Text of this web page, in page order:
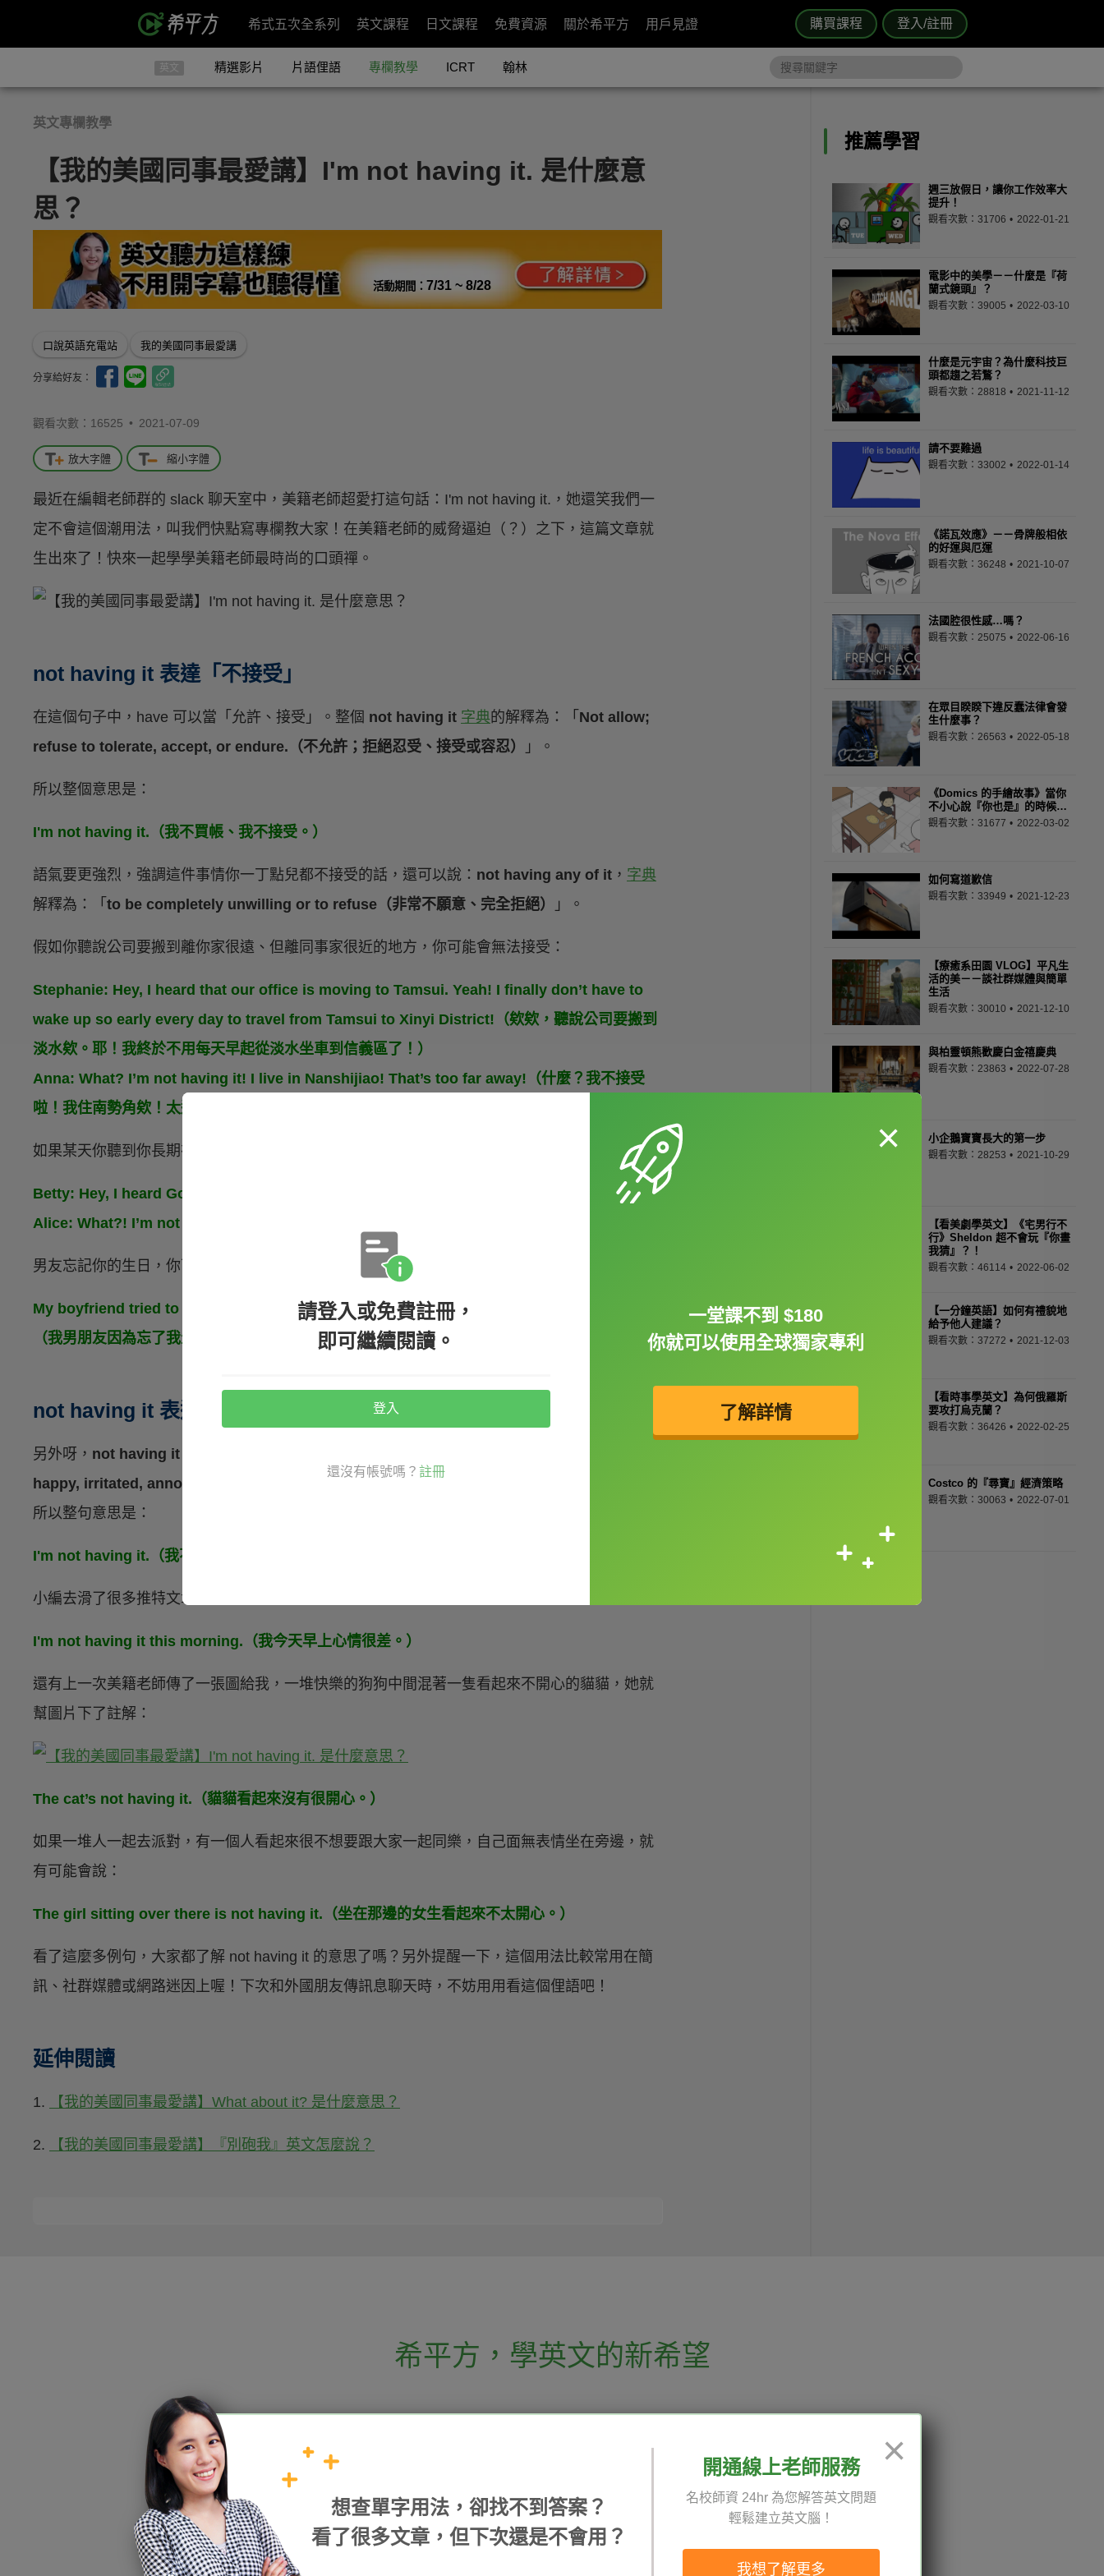
購買課程 登入/註冊
希式五次全系列 英文課程 日文課程 免費資源 關於希平方 用戶見證
英文 精選影片 片語俚語 專欄教學 ICRT 翰林
英文專欄教學
【我的美國同事最愛講】I'm not having it. 是什麼意
思？
活動期間： 7/31 ~ 8/28
口說英語充電站 我的美國同事最愛講
分享給好友：
觀看次數：16525 • 2021-07-09
放大字體 縮小字體
最近在編輯老師群的 slack 聊天室中，美籍老師超愛打這句話：I'm not having it.，她還笑我們一
定不會這個潮用法，叫我們快點寫專欄教大家！在美籍老師的威脅逼迫（？）之下，這篇文章就
生出來了！快來一起學學美籍老師最時尚的口頭禪。
not having it 表達「不接受」
在這個句子中，have 可以當「允許、接受」。整個 not having it 字典的解釋為：「 Not allow;
refuse to tolerate, accept, or endure.（不允許；拒絕忍受、接受或容忍）
」。
所以整個意思是：
I'm not having it.（我不買帳、我不接受。）
語氣要更強烈，強調這件事情你一丁點兒都不接受的話，還可以說： not having any of it ， 字典
解釋為：「 to be completely unwilling or to refuse（非常不願意、完全拒絕） 」。
假如你聽說公司要搬到離你家很遠、但離同事家很近的地方，你可能會無法接受：
Stephanie: Hey, I heard that our office is moving to Tamsui. Yeah! I finally don’t have to
wake up so early every day to travel from Tamsui to Xinyi District!（欸欸，聽說公司要搬到
淡水欸。耶！我終於不用每天早起從淡水坐車到信義區了！）
Anna: What? I’m not having it! I live in Nanshijiao! That’s too far away!（什麼？我不接受
啦！我住南勢角欸！太遠了啦！）
如果某天你聽到你長期在追的偶像竟然要結婚了，心碎的你可能會崩潰：
Betty: Hey, I heard Gong Yoo is getting married.（嘿，我聽說孔劉要結婚了耶。）
Alice: What?! I’m not having any of it!（什麼？！我不接受！）
男友忘記你的生日，你可能會暴怒：
My boyfriend tried to apologize for forgetting my birthday, but I wasn't having any of it!
（我男朋友因為忘了我生日跟我道歉，但我一點也不接受！）
not having it 表達「不開心」
另外呀， not having it
happy, irritated, annoyed, and etc.（某人或某事沒被逗樂、不開心、被激怒、生氣等等）
所以整句意思是：
I'm not having it.（我不開心、我很生氣。）
小編去滑了很多推特文章，發現很多人要表達自己心情不好會這樣用：
I'm not having it this morning.（我今天早上心情很差。）
還有上一次美籍老師傳了一張圖給我，一堆快樂的狗狗中間混著一隻看起來不開心的貓貓，她就
幫圖片下了註解：
The cat’s not having it.（貓貓看起來沒有很開心。）
如果一堆人一起去派對，有一個人看起來很不想要跟大家一起同樂，自己面無表情坐在旁邊，就
有可能會說：
The girl sitting over there is not having it.（坐在那邊的女生看起來不太開心。）
看了這麼多例句，大家都了解 not having it 的意思了嗎？另外提醒一下，這個用法比較常用在簡
訊、社群媒體或網路迷因上喔！下次和外國朋友傳訊息聊天時，不妨用用看這個俚語吧！
延伸閱讀
1. 【我的美國同事最愛講】What about it? 是什麼意思？
2. 【我的美國同事最愛講】『別砲我』英文怎麼說？
推薦學習
週三放假日，讓你工作效率大
提升！
觀看次數：31706 2022-01-21
電影中的美學－－什麼是『荷
蘭式鏡頭』？
觀看次數：39005 2022-03-10
什麼是元宇宙？為什麼科技巨
頭都趨之若鶩？
觀看次數：28818 2021-11-12
請不要難過
觀看次數：33002 2022-01-14
《諾瓦效應》－－骨牌般相依
的好運與厄運
觀看次數：36248 2021-10-07
法國腔很性感…嗎？
觀看次數：25075 2022-06-16
在眾目睽睽下違反蠢法律會發
生什麼事？
觀看次數：26563 2022-05-18
《Domics 的手繪故事》當你
不小心說『你也是』的時候…
觀看次數：31677 2022-03-02
如何寫道歉信
觀看次數：33949 2021-12-23
【療癒系田園 VLOG】平凡生
活的美－－談社群媒體與簡單
生活
觀看次數：30010 2021-12-10
與柏靈頓熊歡慶白金禧慶典
觀看次數：23863 2022-07-28
小企鵝寶寶長大的第一步
觀看次數：28253 2021-10-29
【看美劇學英文】《宅男行不
行》Sheldon 超不會玩『你畫
我猜』？！
觀看次數：46114 2022-06-02
【一分鐘英語】如何有禮貌地
給予他人建議？
觀看次數：37272 2021-12-03
【看時事學英文】為何俄羅斯
要攻打烏克蘭？
觀看次數：36426 2022-02-25
Costco 的『尋寶』經濟策略
觀看次數：30063 2022-07-01
希平方 ， 學英文的新希望
加入我們 / 追蹤：
攻其不背
精選影片
隱私權與服務條款
×
想查單字用法，卻找不到答案？
看了很多文章，但下次還是不會用？
開通線上老師服務
名校師資 24hr 為您解答英文問題
輕鬆建立英文腦！
我想了解更多
×
請登入或免費註冊，
即可繼續閱讀。
登入
還沒有帳號嗎？ 註冊
一堂課不到 $180
你就可以使用全球獨家專利
了解詳情